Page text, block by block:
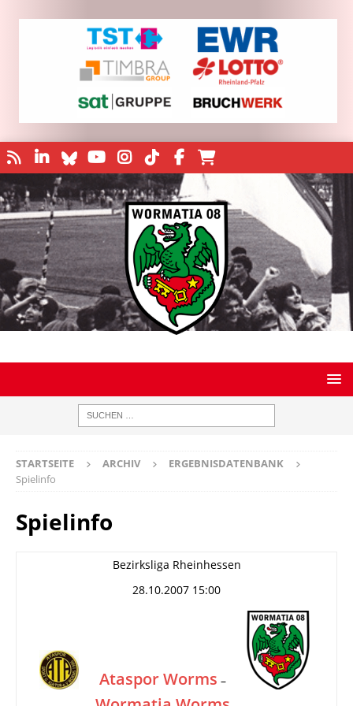
STARTSEITE ARCHIV
ERGEBNISDATENBANK
Spielinfo
Spielinfo
Bezirksliga Rheinhessen
28.10.2007 15:00
Ataspor Worms –